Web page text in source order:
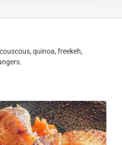
quinoa, freekeh,